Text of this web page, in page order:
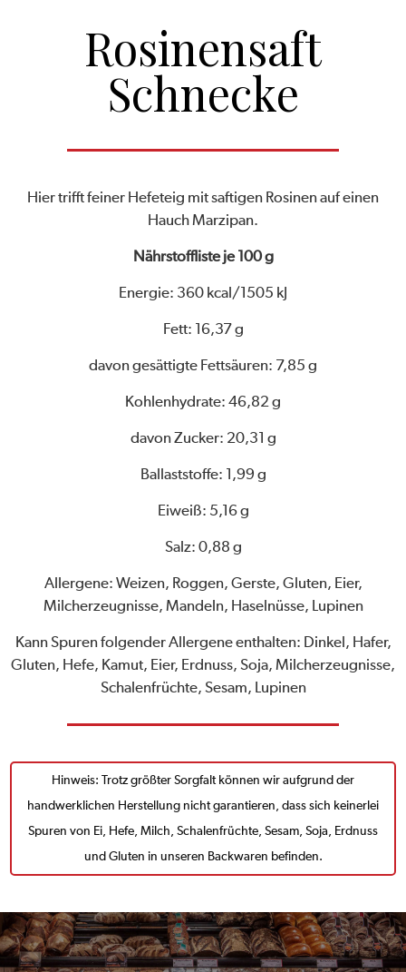
Rosinensaft
Schnecke
Hier trifft feiner Hefeteig mit saftigen Rosinen auf einen
Hauch Marzipan.
Nährstoffliste je 100 g
Energie: 360 kcal/1505 kJ
Fett: 16,37 g
davon gesättigte Fettsäuren: 7,85 g
Kohlenhydrate: 46,82 g
davon Zucker: 20,31 g
Ballaststoffe: 1,99 g
Eiweiß: 5,16 g
Salz: 0,88 g
Allergene: Weizen, Roggen, Gerste, Gluten, Eier,
Milcherzeugnisse, Mandeln, Haselnüsse, Lupinen
Kann Spuren folgender Allergene enthalten: Dinkel, Hafer,
Gluten, Hefe, Kamut, Eier, Erdnuss, Soja, Milcherzeugnisse,
Schalenfrüchte, Sesam, Lupinen
Hinweis: Trotz größter Sorgfalt können wir aufgrund der
handwerklichen Herstellung nicht garantieren, dass sich keinerlei
Spuren von Ei, Hefe, Milch, Schalenfrüchte, Sesam, Soja, Erdnuss
und Gluten in unseren Backwaren befinden.